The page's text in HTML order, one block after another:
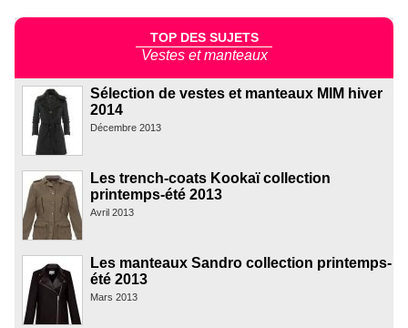
TOP DES SUJETS
Vestes et manteaux
Sélection de vestes et manteaux MIM hiver
2014
Décembre 2013
Les trench-coats Kookaï collection
printemps-été 2013
Avril 2013
Les manteaux Sandro collection printemps-
été 2013
Mars 2013